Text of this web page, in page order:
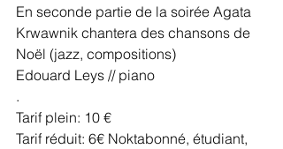
En seconde partie de la soirée Agata
Krwawnik chantera des chansons de
Noël (jazz, compositions)
Edouard Leys // piano
.
Tarif plein: 10 €
Tarif réduit: 6€ Noktabonné, étudiant,